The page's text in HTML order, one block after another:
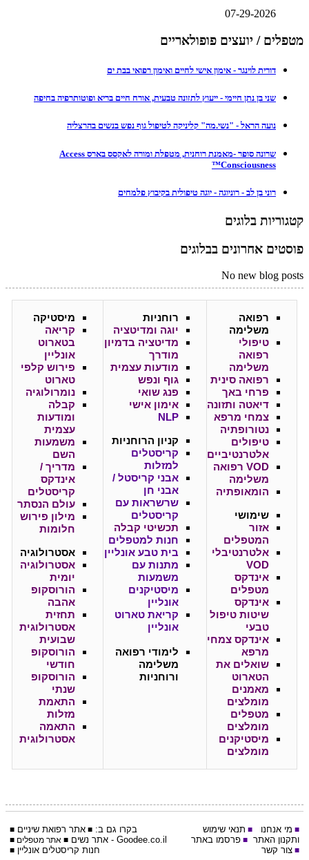
07-29-2026
מטפלים / יועצים פופולאריים
דורית לוינגר - אימון אישי לחיים ואימון רפואי בבת ים
שני בן נתן חיימי - ייעוץ לתזונה טבעית, אורח חיים בריא ופוטותרפיה בחיפה
נועה הראל - "נשי.מה" קליניקה לטיפול גוף נפש בנשים בהרצליה
שרונה סופר -מאמנת רוחנית, מטפלת ומורה לאקסס בארס Access
Consciousness™
רוני בן לב - רוניוגה - יוגה טיפולית בקיבוץ פלמחים
קטגוריות בלוגים
פוסטים אחרונים בבלוגים
No new blog posts
רפואה
משלימה
טיפולי
רפואה
משלימה
רפואה סינית
פרחי באך
דיאטה ותזונה
צמחי מרפא
נטורופתיה
טיפולים
אלטרנטיביים
VOD רפואה
משלימה
הומאופתיה
שימושי
אזור
המטפלים
אלטרנטיבלי
VOD
אינדקס
מטפלים
אינדקס
שיטות טיפול
טבעי
אינדקס צמחי
מרפא
שואלים את
הטארוט
מאמנים
מומלצים
מטפלים
מומלצים
מיסטיקנים
מומלצים
רוחניות
יוגה ומדיטציה
מדיטציה בדמיון
מודרך
מודעות עצמית
גוף ונפש
פנג שואי
אימון אישי
NLP
קניון הרוחניות
קריסטלים
למזלות
אבני קריסטל /
אבני חן
שרשראות עם
קריסטלים
תכשיטי קבלה
חנות למטפלים
בית טבע אונליין
מתנות עם
משמעות
מיסטיקנים
אונליין
קריאת טארוט
אונליין
לימודי רפואה
משלימה
ורוחניות
מיסטיקה
קריאה
בטארוט
אונליין
פירוש קלפי
טארוט
נומרולוגיה
קבלה
ומודעות
עצמית
משמעות
השם
מדריך /
אינדקס
קריסטלים
עולם הנסתר
מילון פירוש
חלומות
אסטרולוגיה
אסטרולוגיה
יומית
הורוסקופ
אהבה
תחזית
אסטרולוגית
שבועית
הורוסקופ
חודשי
הורוסקופ
שנתי
התאמת
מזלות
התאמה
אסטרולוגית
■ מי אנחנו ■ תנאי שימוש
ותקנון האתר ■ פרסמו באתר
■ צור קשר
בקרו גם ב: ■ אתר רפואת שיניים ■
Goodee.co.il - אתר נשים ■ אתר מטפלים ■
חנות קריסטלים אונליין ■